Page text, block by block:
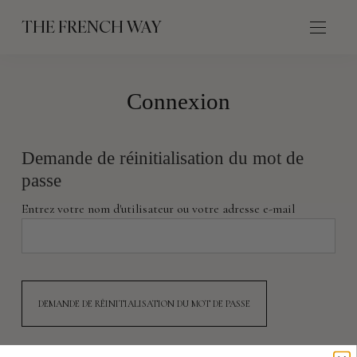
THE FRENCH WAY
Connexion
Demande de réinitialisation du mot de
passe
Entrez votre nom d'utilisateur ou votre adresse e-mail